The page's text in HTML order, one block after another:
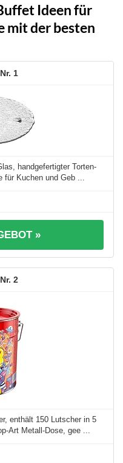
Ideen für
mit der besten
1
handgefertigter Torten-
für Kuchen und Geb ...
»
2
enthält 150 Lutscher in 5
Art Metall-Dose, gee ...